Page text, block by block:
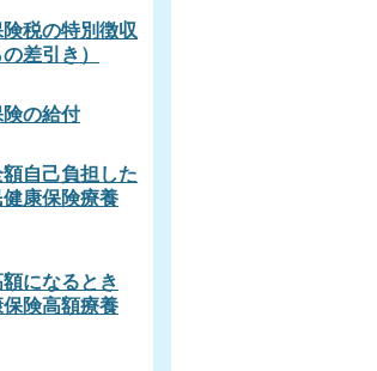
税の特別徴収
差引き）
険の給付
自己負担した
康保険療養
になるとき
保険高額療養